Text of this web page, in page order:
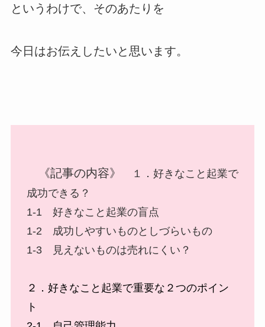
というわけで、そのあたりを
今日はお伝えしたいと思います。
《記事の内容》
１．好きなこと起業で
成功できる？
1-1 好きなこと起業の盲点
1-2 成功しやすいものとしづらいもの
1-3 見えないものは売れにくい？
２．好きなこと起業で重要な２つのポイン
ト